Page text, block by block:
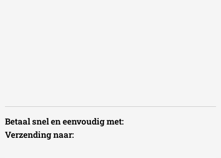
Betaal snel en eenvoudig met:
Verzending naar: